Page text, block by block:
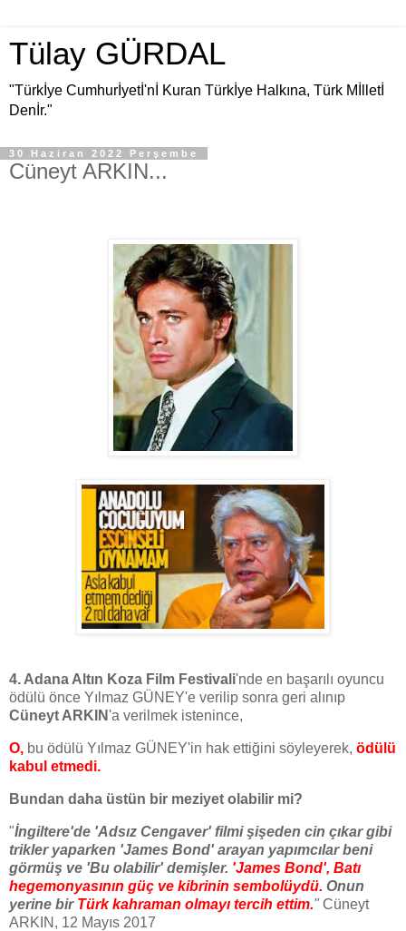
Tülay GÜRDAL
"Türkİye Cumhurİyetİ'nİ Kuran Türkİye Halkına, Türk Mİlletİ
Denİr."
30 Haziran 2022 Perşembe
Cüneyt ARKIN...
4. Adana Altın Koza Film Festivali'nde en başarılı oyuncu
ödülü önce Yılmaz GÜNEY'e verilip sonra geri alınıp
Cüneyt ARKIN'a verilmek istenince,
O, bu ödülü Yılmaz GÜNEY'in hak ettiğini söyleyerek, ödülü
kabul etmedi.
Bundan daha üstün bir meziyet olabilir mi?
"İngiltere'de 'Adsız Cengaver' filmi şişeden cin çıkar gibi
trikler yaparken 'James Bond' arayan yapımcılar beni
görmüş ve 'Bu olabilir' demişler. 'James Bond', Batı
hegemonyasının güç ve kibrinin sembolüydü. Onun
yerine birTürk kahraman olmayı tercih ettim." Cüneyt
ARKIN, 12 Mayıs 2017